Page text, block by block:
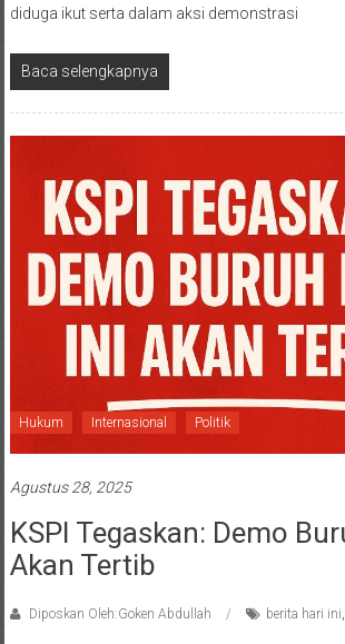
diduga ikut serta dalam aksi demonstrasi
Baca selengkapnya
Hukum Internasional Politik
Agustus 28, 2025
KSPI Tegaskan: Demo
Akan Tertib
Diposkan Oleh:Goken Abdullah berita hari ini,